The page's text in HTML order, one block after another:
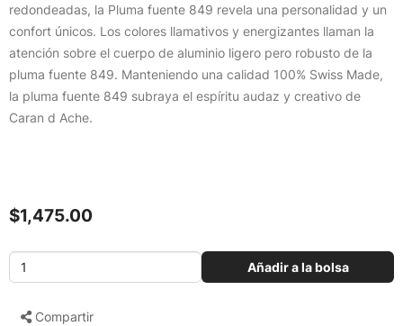
redondeadas, la Pluma fuente 849 revela una personalidad y un
confort únicos. Los colores llamativos y energizantes llaman la
atención sobre el cuerpo de aluminio ligero pero robusto de la
pluma fuente 849. Manteniendo una calidad 100% Swiss Made,
la pluma fuente 849 subraya el espíritu audaz y creativo de
Caran d Ache.
$1,475.00
Añadir a la bolsa
Compartir